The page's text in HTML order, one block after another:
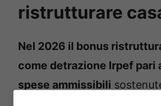
ristrutturare
Nel 2026 il bonus
come detrazione Irpef pari
spese ammissibili